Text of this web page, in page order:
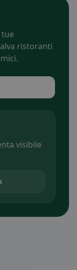
ristoranti
visibile